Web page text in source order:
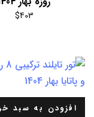
$403
افزودن به سبد